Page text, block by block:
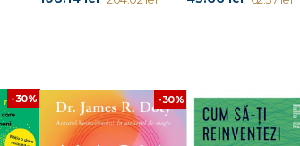
-30% -30%